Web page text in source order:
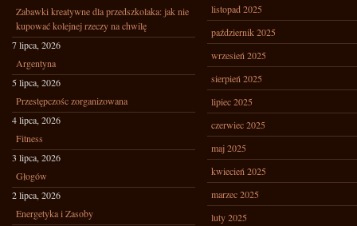
Zabawki kreatywne dla przedszkolaka: jak nie
kupować kolejnej rzeczy na chwilę
7 lipca, 2026
Argentyna
5 lipca, 2026
Przestępczośc zorganizowana
4 lipca, 2026
Fitness
3 lipca, 2026
Głogów
2 lipca, 2026
Energetyka i Zasoby
listopad 2025
październik 2025
wrzesień 2025
sierpień 2025
lipiec 2025
czerwiec 2025
maj 2025
kwiecień 2025
marzec 2025
luty 2025